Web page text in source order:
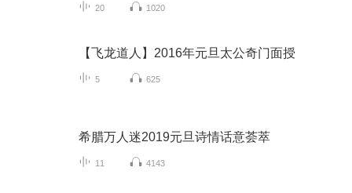
20 1020
【飞龙道人】2016年元旦太公奇门面授
5 625
希腊万人迷2019元旦诗情话意荟萃
11 4143